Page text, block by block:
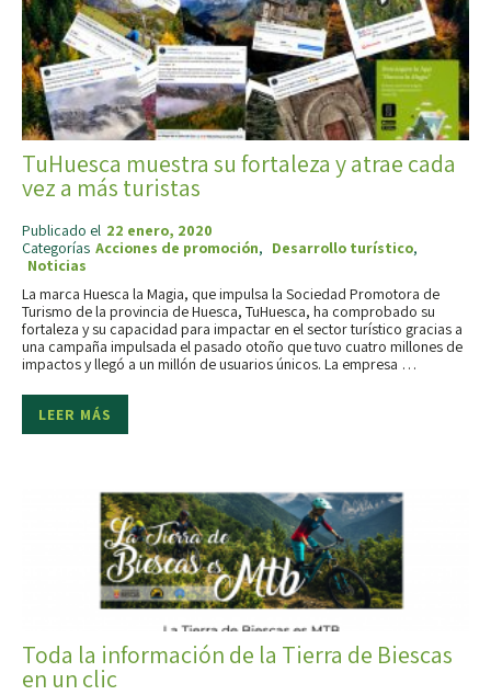
TuHuesca muestra su fortaleza y atrae cada
vez a más turistas
Publicado el 22 enero, 2020
Categorías Acciones de promoción, Desarrollo turístico,
Noticias
La marca Huesca la Magia, que impulsa la Sociedad Promotora de
Turismo de la provincia de Huesca, TuHuesca, ha comprobado su
fortaleza y su capacidad para impactar en el sector turístico gracias a
una campaña impulsada el pasado otoño que tuvo cuatro millones de
impactos y llegó a un millón de usuarios únicos. La empresa …
LEER MÁS
Toda la información de la Tierra de Biescas
en un clic